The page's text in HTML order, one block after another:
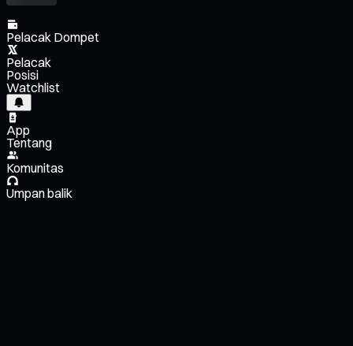
Pelacak Dompet
Pelacak
Posisi
Watchlist
App
Tentang
Komunitas
Umpan balik